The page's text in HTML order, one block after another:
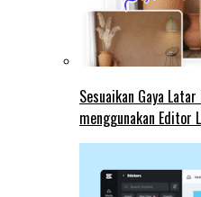
Sesuaikan Gaya
menggunakan Editor